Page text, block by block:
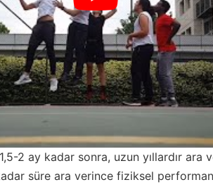
2 ay kadar sonra, uzun yıllardır
süre ara verince fiziksel